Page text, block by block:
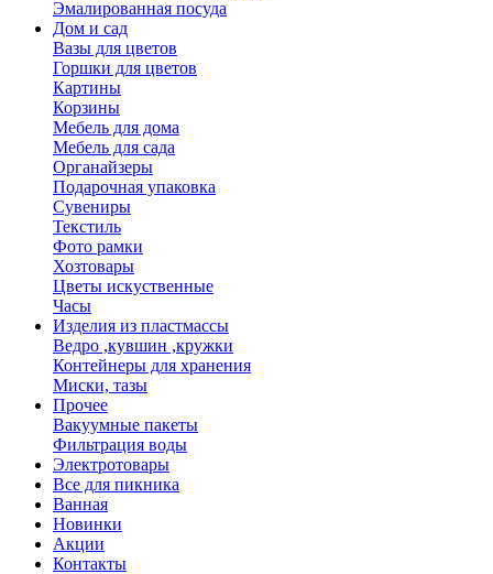
Эмалированная посуда
Дом и сад
Вазы для цветов
Горшки для цветов
Картины
Корзины
Мебель для дома
Мебель для сада
Органайзеры
Подарочная упаковка
Сувениры
Текстиль
Фото рамки
Хозтовары
Цветы искуственные
Часы
Изделия из пластмассы
Ведро ,кувшин ,кружки
Контейнеры для хранения
Миски, тазы
Прочее
Вакуумные пакеты
Фильтрация воды
Электротовары
Все для пикника
Ванная
Новинки
Акции
Контакты